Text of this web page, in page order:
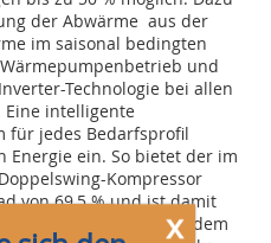
der Abwärme aus der
im saisonal bedingten
und
Technologie bei allen
Eine intelligente
für jedes Bedarfsprofil
Energie ein. So bietet der im
Kompressor
von 69,5 % und ist damit
-Verdichter, der auf dem
x